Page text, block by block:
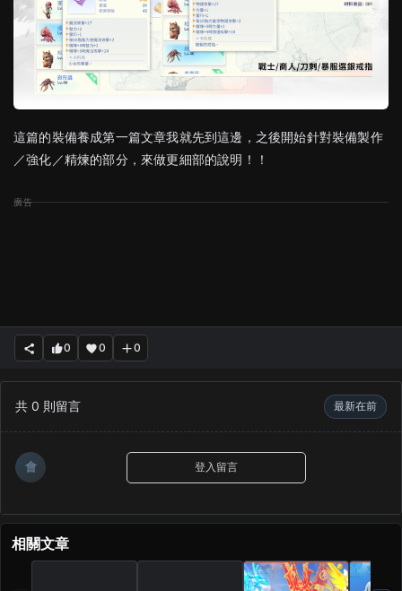
這篇的裝備養成第一篇文章我就先到這邊，之後開始針對裝備製作
／強化／精煉的部分，來做更細部的說明！！
0 0 0
共 0 則留言 最新在前
會 登入留言
相關文章